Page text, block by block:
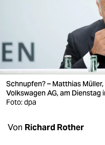
wahrheit
verlag
verlag
veranstaltungen
Schnupfen? – Matthias
Volkswagen AG, am Dienstag
Foto: dpa
Von Richard Rother